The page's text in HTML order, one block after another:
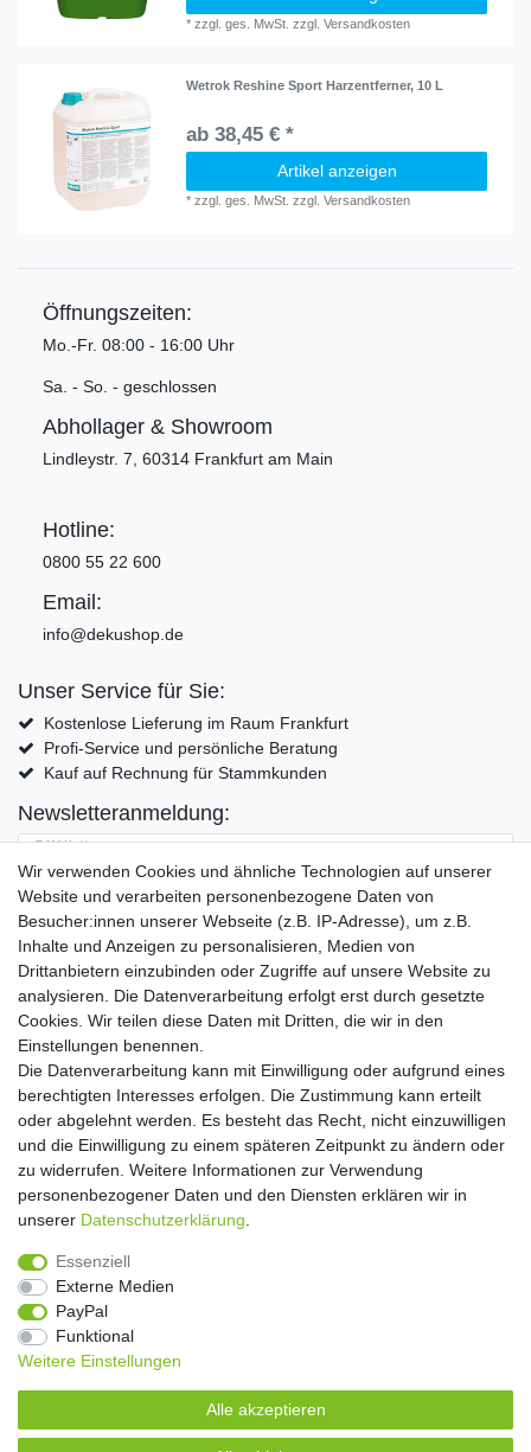
*zzgl. ges. MwSt. zzgl.Versandkosten
Wetrok Reshine Sport Harzentferner, 10 L
ab 38,45 € *
Artikel anzeigen
*zzgl. ges. MwSt. zzgl.Versandkosten
Öffnungszeiten:
Mo.-Fr. 08:00 - 16:00 Uhr
Sa. - So. - geschlossen
Abhollager & Showroom
Lindleystr. 7, 60314 Frankfurt am Main
Hotline:
0800 55 22 600
Email:
info@dekushop.de
Unser Service für Sie:
Kostenlose Lieferung im Raum Frankfurt
Profi-Service und persönliche Beratung
Kauf auf Rechnung für Stammkunden
Newsletteranmeldung:
E-MAIL **
Hiermit bestätige ich, dass ich die Daten­schutz­erklärung
Einwilligung kann ich jederzeit widerrufen.**
Abonnieren
** Hierbei handelt es sich um ein Pflichtfeld.
Widerrufs­recht Widerrufs­formular Impressum
Daten­schutz­erklärung AGB Kontakt
Wir verwenden Cookies und ähnliche Technologien auf unserer
Website und verarbeiten personenbezogene Daten von
Besucher:innen unserer Webseite (z.B. IP-Adresse), um z.B.
Inhalte und Anzeigen zu personalisieren, Medien von
Drittanbietern einzubinden oder Zugriffe auf unsere Website zu
analysieren. Die Datenverarbeitung erfolgt erst durch gesetzte
Cookies. Wir teilen diese Daten mit Dritten, die wir in den
Einstellungen benennen.
Die Datenverarbeitung kann mit Einwilligung oder aufgrund eines
berechtigten Interesses erfolgen. Die Zustimmung kann erteilt
oder abgelehnt werden. Es besteht das Recht, nicht einzuwilligen
und die Einwilligung zu einem späteren Zeitpunkt zu ändern oder
zu widerrufen. Weitere Informationen zur Verwendung
personenbezogener Daten und den Diensten erklären wir in
unserer Daten­schutz­erklärung
Essenziell
Externe Medien
PayPal
Funktional
Weitere Einstellungen
Alle akzeptieren
Copyright 2016 | Dekushop.de | Alle Rechte vorbehalten. |
Angebote gelten nur für Industrie, Handel, Handwerk und
Widerrufs­recht
Daten­schutz­erklärung AGB Kontakt